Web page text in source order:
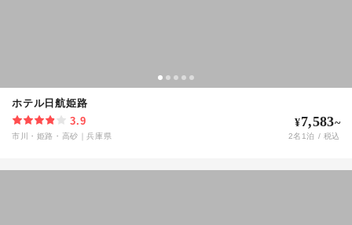
ホテル日航姫路
3.9
市川・姫路・高砂 ｜兵庫県
¥7,583~
2名 1泊 / 税込